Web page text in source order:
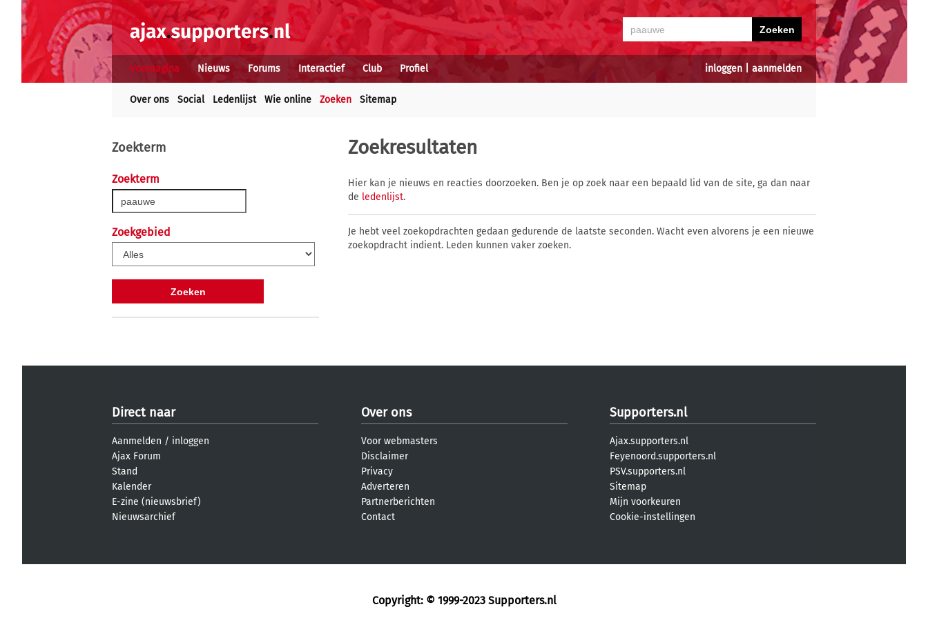
inloggen aanmelden
Voorpagina Nieuws Forums Interactief Club Profiel
Over ons Social Ledenlijst Wie online Zoeken Sitemap
Zoekterm
Zoekterm
Zoekgebied
Zoekresultaten
Hier kan je nieuws en reacties doorzoeken. Ben je op zoek naar een bepaald lid van de site, ga dan naar
de ledenlijst.
Je hebt veel zoekopdrachten gedaan gedurende de laatste seconden. Wacht even alvorens je een nieuwe
zoekopdracht indient. Leden kunnen vaker zoeken.
Direct naar
Aanmelden / inloggen
Ajax Forum
Stand
Kalender
E-zine (nieuwsbrief)
Nieuwsarchief
Over ons
Voor webmasters
Disclaimer
Privacy
Adverteren
Partnerberichten
Contact
Supporters.nl
Ajax.supporters.nl
Feyenoord.supporters.nl
PSV.supporters.nl
Sitemap
Mijn voorkeuren
Cookie-instellingen
Copyright: © 1999-2023 Supporters.nl